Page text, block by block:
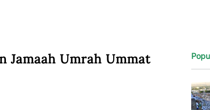
Jamaah Umrah Ummat